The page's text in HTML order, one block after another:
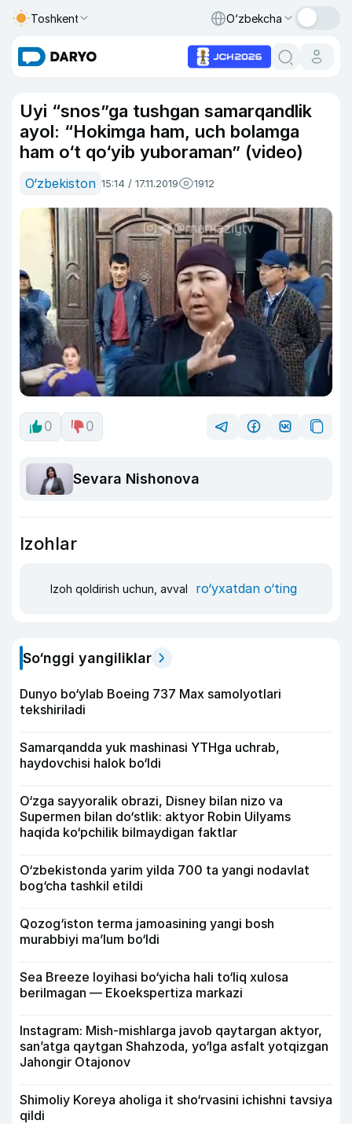
Toshkent O‘zbekcha
Uyi “snos”ga tushgan samarqandlik
ayol: “Hokimga ham, uch bolamga
ham o‘t qo‘yib yuboraman” (video)
O‘zbekiston 15:14 / 17.11.2019 1912
0 0
Sevara Nishonova
Izohlar
Izoh qoldirish uchun, avval ro‘yxatdan o‘ting
So‘nggi yangiliklar
Dunyo bo‘ylab Boeing 737 Max samolyotlari
tekshiriladi
Samarqandda yuk mashinasi YTHga uchrab,
haydovchisi halok bo‘ldi
O‘zga sayyoralik obrazi, Disney bilan nizo va
Supermen bilan do‘stlik: aktyor Robin Uilyams
haqida ko‘pchilik bilmaydigan faktlar
O‘zbekistonda yarim yilda 700 ta yangi nodavlat
bog‘cha tashkil etildi
Qozog‘iston terma jamoasining yangi bosh
murabbiyi ma’lum bo‘ldi
Sea Breeze loyihasi bo‘yicha hali to‘liq xulosa
berilmagan — Ekoekspertiza markazi
Instagram: Mish-mishlarga javob qaytargan aktyor,
san’atga qaytgan Shahzoda, yo‘lga asfalt yotqizgan
Jahongir Otajonov
Shimoliy Koreya aholiga it sho‘rvasini ichishni tavsiya
qildi